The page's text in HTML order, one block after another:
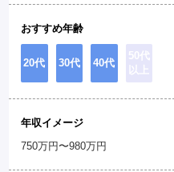
おすすめ年齢
20代 30代 40代
50代
以上
年収イメージ
750万円〜980万円